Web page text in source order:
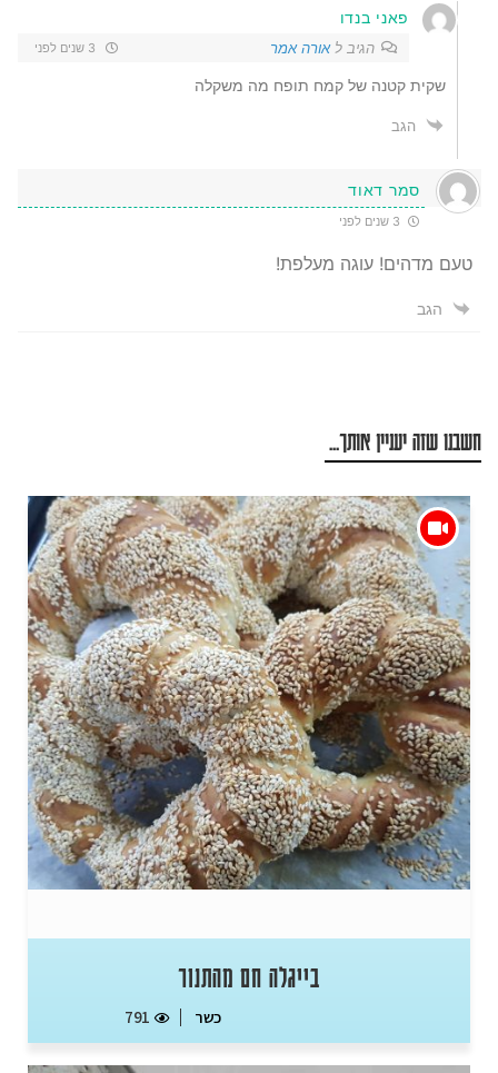
פאני בנדו
הגיב לאורה אמר
שקית קטנה של קמח תופח מה משקלה
הגב
סמר דאוד
טעם מדהים! עוגה מעלפת!
הגב
חשבנו שזה יעניין אותך...
בייגלה חם מהתנור
כשר 791